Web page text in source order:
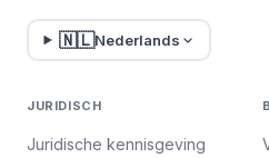
🇳🇱Nederlands
JURIDISCH
Juridische kennisgeving